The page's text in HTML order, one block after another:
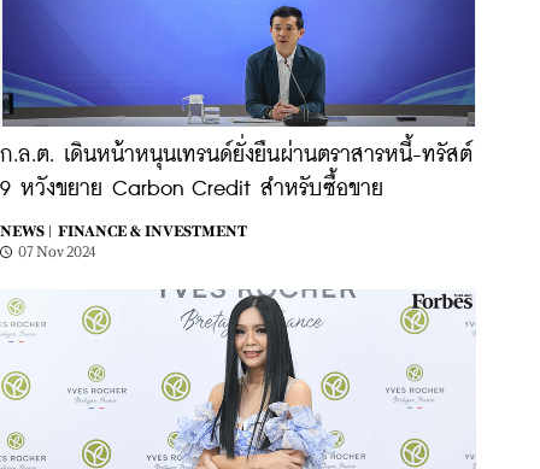
ก.ล.ต. เดินหน้าหนุนเทรนด์ยั่งยืนผ่านตราสารหนี้-ทรัสต์
9 หวังขยาย Carbon Credit สำหรับซื้อขาย
NEWS |
FINANCE & INVESTMENT
07 Nov 2024